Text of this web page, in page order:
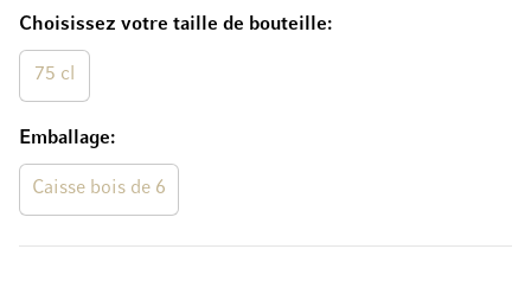
Choisissez votre taille de bouteille
75 cl
Emballage
Caisse bois de 6